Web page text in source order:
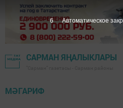
САРМАН ЯҢАЛЫКЛАРЫ
МӘГАРИФ
4 Автоматическое